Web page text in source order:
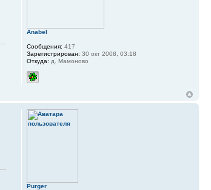
Anabel
Сообщения: 417
Зарегистрирован: 30 окт 2008, 03:18
Откуда: д. Мамоново
Purger